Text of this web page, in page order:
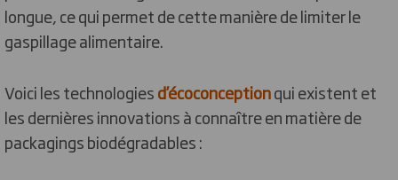
longue, ce qui permet de cette manière de limiter le
gaspillage alimentaire.
Voici les technologiesd’écoconceptionqui existent et
les dernières innovations à connaître en matière de
packagings biodégradables :